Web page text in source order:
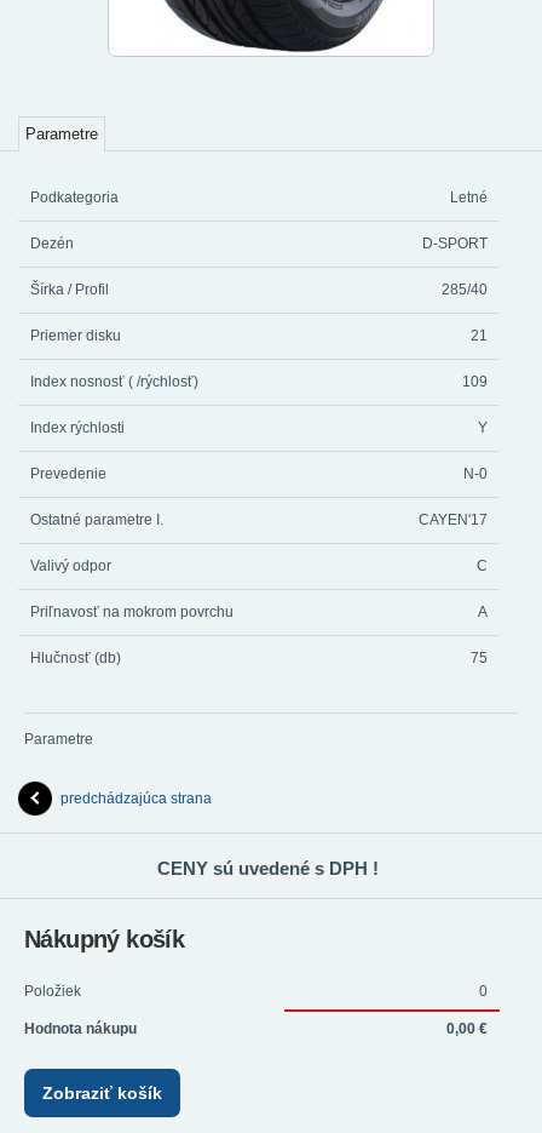
Parametre
Podkategoria Letné
Dezén D-SPORT
Šírka / Profil 285/40
Priemer disku 21
Index nosnosť ( /rýchlosť) 109
Index rýchlosti Y
Prevedenie N-0
Ostatné parametre I. CAYEN'17
Valivý odpor C
Priľnavosť na mokrom povrchu A
Hlučnosť (db) 75
Parametre
predchádzajúca strana
CENY sú uvedené s DPH !
Nákupný košík
Položiek 0
Hodnota nákupu 0,00 €
Zobraziť košík